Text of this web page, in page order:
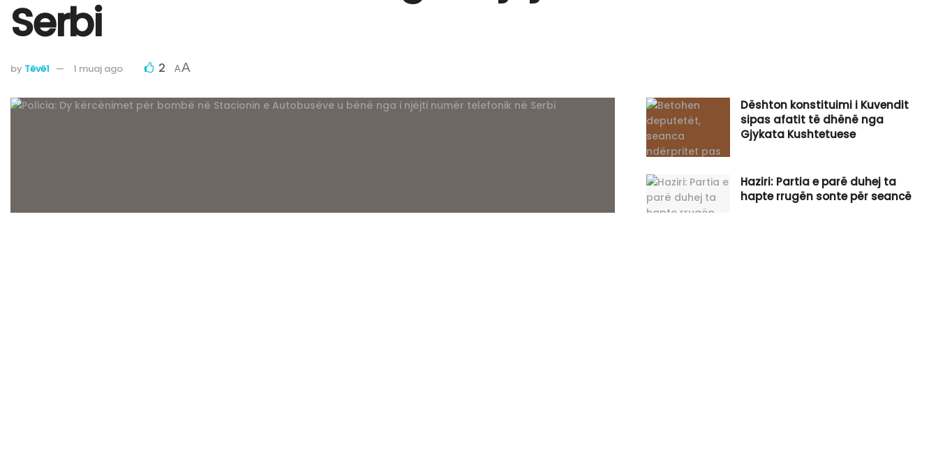
Serbi
by Tëvë1 1 muaj ago 2 AA
Dështon konstituimi i Kuvendit
sipas afatit të dhënë nga
Gjykata Kushtetuese
Haziri: Partia e parë duhej ta
hapte rrugën sonte për seancë